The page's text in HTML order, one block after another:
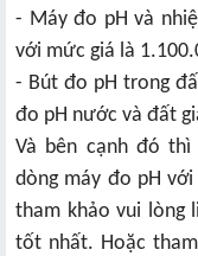
- Máy đo pH và
với mức giá là
- Bút đo pH trong
đo pH nước và đất
Và bên cạnh đó thì
dòng máy đo pH
tham khảo vui lòng
tốt nhất. Hoặc